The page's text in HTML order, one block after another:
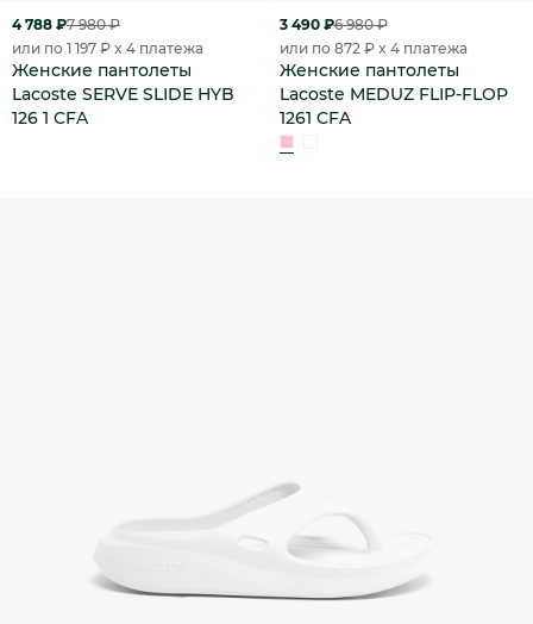
4 788 ₽7 980 ₽
или по 1 197 ₽ x 4 платежа
Женские пантолеты
Lacoste SERVE SLIDE HYB
126 1 CFA
3 490 ₽6 980 ₽
или по 872 ₽ x 4 платежа
Женские пантолеты
Lacoste MEDUZ FLIP-FLOP
1261 CFA